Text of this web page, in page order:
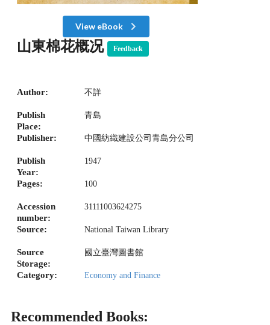
View eBook
山東棉花概况 Feedback
Author: 不詳
Publish
Place:
青島
Publisher: 中國紡織建設公司青島分公司
Publish
Year:
1947
Pages: 100
Accession
number:
31111003624275
Source: National Taiwan Library
Source
Storage:
國立臺灣圖書館
Category: Economy and Finance
Recommended Books: